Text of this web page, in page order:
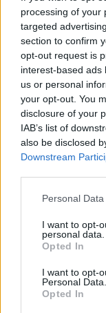
processing of your
targeted
section to confirm
opt-out request is
interest-based ads
us or personal
your opt-out. You
disclosure of your
IAB’s list of
also be disclosed
Downstream
Personal
I want to opt-
personal data.
Opted In
I want to opt-
Personal Data.
Opted In
„Kinijos
vadinamas
skelbia: kare
skaudus
Pasaulis
Rusai Juodojoje
krovininį laivą